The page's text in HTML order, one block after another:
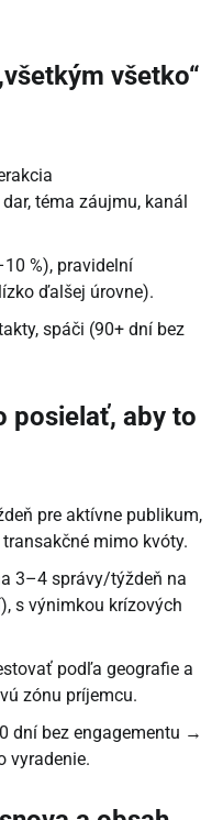
všetko“
téma záujmu, kanál
%), pravidelní
ďalšej úrovne).
spáči (90+ dní bez
posielať, aby to
pre aktívne publikum,
mimo kvóty.
3–4 správy/týždeň na
s výnimkou krízových
podľa geografie a
zónu príjemcu.
dní bez engagementu →
vyradenie.